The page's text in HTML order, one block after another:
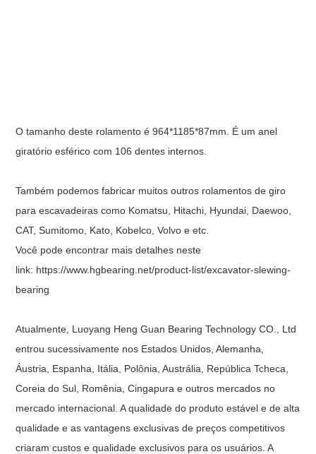
O tamanho deste rolamento é 964*1185*87mm. É um anel
giratório esférico com 106 dentes internos.
Também podemos fabricar muitos outros rolamentos de giro
para escavadeiras como Komatsu, Hitachi, Hyundai, Daewoo,
CAT, Sumitomo, Kato, Kobelco, Volvo e etc.
Você pode encontrar mais detalhes neste
link: https://www.hgbearing.net/product-list/excavator-slewing-
bearing
Atualmente, Luoyang Heng Guan Bearing Technology CO., Ltd
entrou sucessivamente nos Estados Unidos, Alemanha,
Áustria, Espanha, Itália, Polônia, Austrália, República Tcheca,
Coreia do Sul, Romênia, Cingapura e outros mercados no
mercado internacional. A qualidade do produto estável e de alta
qualidade e as vantagens exclusivas de preços competitivos
criaram custos e qualidade exclusivos para os usuários. A